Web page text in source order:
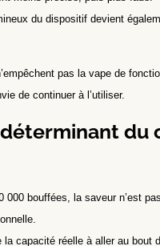
du dispositif devient
pas la vape de
de continuer à l’utiliser.
du
000 bouffées, la saveur n’est
la capacité réelle à aller au bout